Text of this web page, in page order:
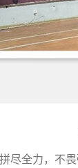
尽全力，不